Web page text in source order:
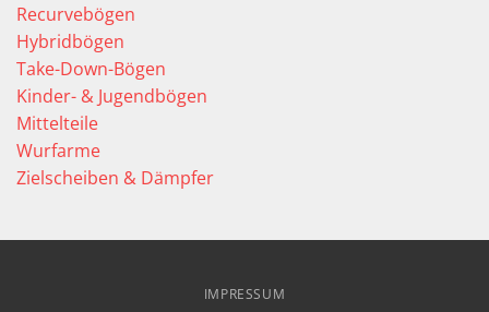
Recurvebögen
Hybridbögen
Take-Down-Bögen
Kinder- & Jugendbögen
Mittelteile
Wurfarme
Zielscheiben & Dämpfer
IMPRESSUM